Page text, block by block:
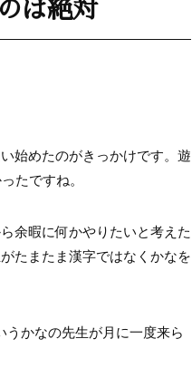
は絶対
始めたのがきっかけです。遊
たですね。
余暇に何かやりたいと考えた
たまたま漢字ではなくかなを
うかなの先生が月に一度来ら